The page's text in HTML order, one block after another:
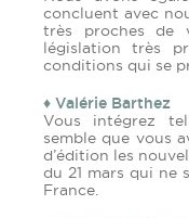
concluent avec
très proches de
législation très
conditions qui se
♦ Valérie Barthez
Vous intégrez
semble que vous
d’édition les
du 21 mars qui ne
France.